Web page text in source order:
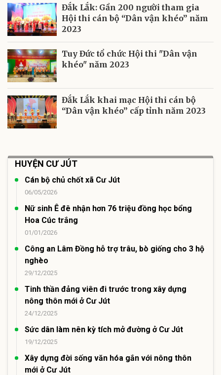
Đắk Lắk: Gần 200 người tham gia
Hội thi cán bộ “Dân vận khéo” năm
2023
Tuy Đức tổ chức Hội thi "Dân vận
khéo" năm 2023
Đắk Lắk khai mạc Hội thi cán bộ
“Dân vận khéo” cấp tỉnh năm 2023
HUYỆN CƯ JÚT
Cán bộ chủ chốt xã Cư Jút
06/05/2026
Nữ sinh Ê đê nhận hơn 76 triệu đồng học bổng
Hoa Cúc trắng
01/01/2026
Công an Lâm Đồng hỗ trợ trâu, bò giống cho 3 hộ
nghèo
29/12/2025
Tinh thần đảng viên đi trước trong xây dựng
nông thôn mới ở Cư Jút
24/12/2025
Sức dân làm nên kỳ tích mở đường ở Cư Jút
19/12/2025
Xây dựng đời sống văn hóa gắn với nông thôn
mới ở Cư Jút